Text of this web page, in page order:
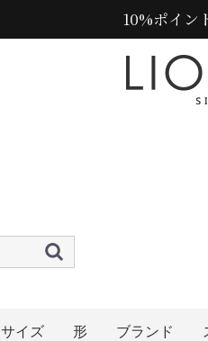
10%ポイン
サイズ 形 ブランド